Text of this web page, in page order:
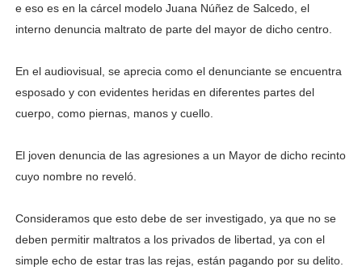
e eso es en la cárcel modelo Juana Núñez de Salcedo, el
interno denuncia maltrato de parte del mayor de dicho centro.
En el audiovisual, se aprecia como el denunciante se encuentra
esposado y con evidentes heridas en diferentes partes del
cuerpo, como piernas, manos y cuello.
El joven denuncia de las agresiones a un Mayor de dicho recinto
cuyo nombre no reveló.
Consideramos que esto debe de ser investigado, ya que no se
deben permitir maltratos a los privados de libertad, ya con el
simple echo de estar tras las rejas, están pagando por su delito.